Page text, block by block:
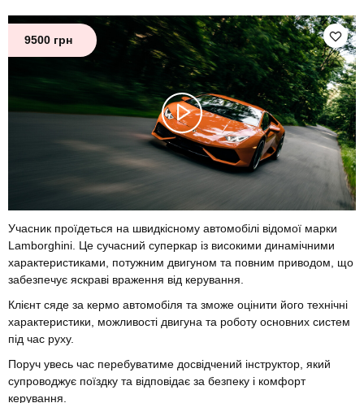
9500 грн
Учасник проїдеться на швидкісному автомобілі відомої марки
Lamborghini. Це сучасний суперкар із високими динамічними
характеристиками, потужним двигуном та повним приводом, що
забезпечує яскраві враження від керування.
Клієнт сяде за кермо автомобіля та зможе оцінити його технічні
характеристики, можливості двигуна та роботу основних систем
під час руху.
Поруч увесь час перебуватиме досвідчений інструктор, який
супроводжує поїздку та відповідає за безпеку і комфорт
керування.